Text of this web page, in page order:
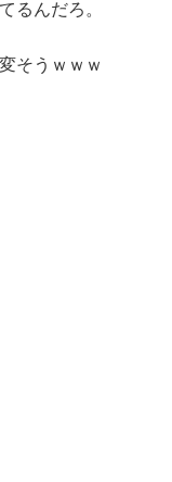
るんだろ。
そうｗｗｗ